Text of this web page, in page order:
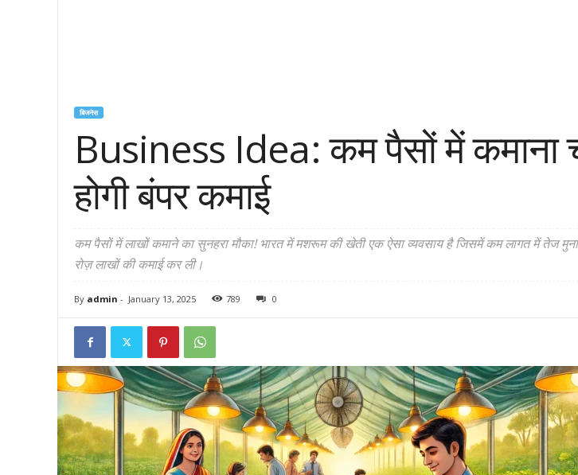
बिजनेस
Business Idea: कम पैसों में कमाना
होगी बंपर कमाई
कम पैसों में लाखों कमाने का सुनहरा मौका! भारत में मशरूम की खेती एक ऐसा व्यवसाय है जिसमें कम लागत में तेज
रोज़ लाखों की कमाई कर ली।
By admin - January 13, 2025 789 0